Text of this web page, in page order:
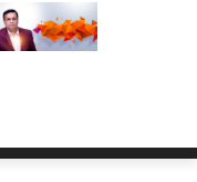
ನೆರವು: ‘ಟುಗೆದರ್